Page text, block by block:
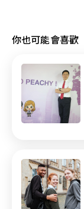
你也可能會喜歡